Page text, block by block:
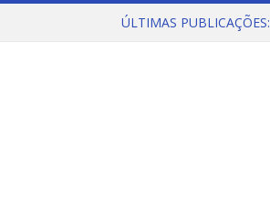
ÚLTIMAS PUBLICAÇÕES: